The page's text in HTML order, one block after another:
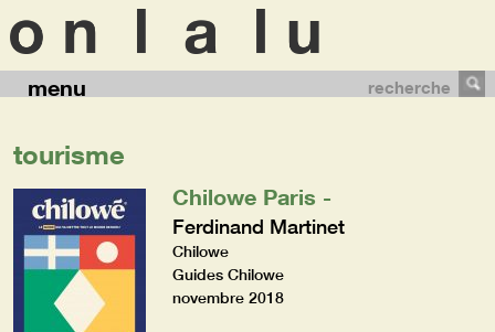
menu recherche
tourisme
Chilowe Paris -
Ferdinand Martinet
Chilowe
Guides Chilowe
novembre 2018